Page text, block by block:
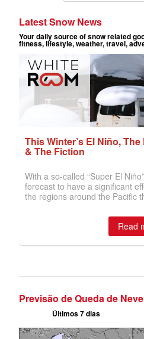
Previsão de Queda de Neve
Últimos 7 dias